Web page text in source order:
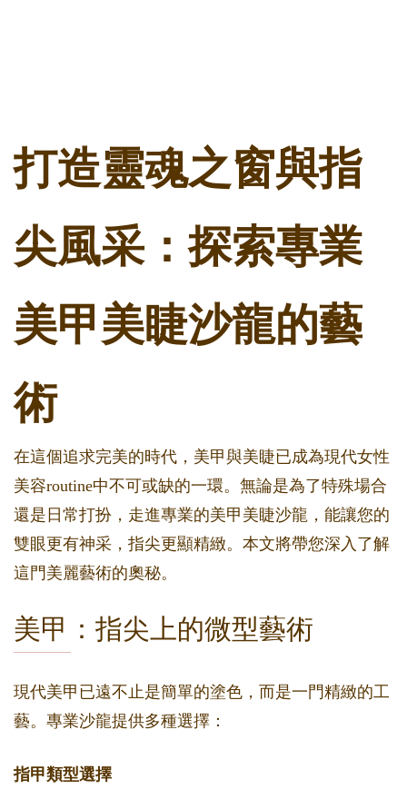
打造靈魂之窗與指
尖風采：探索專業
美甲美睫沙龍的藝
術
在這個追求完美的時代，美甲與美睫已成為現代女性
美容routine中不可或缺的一環。無論是為了特殊場合
還是日常打扮，走進專業的美甲美睫沙龍，能讓您的
雙眼更有神采，指尖更顯精緻。本文將帶您深入了解
這門美麗藝術的奧秘。
美甲：指尖上的微型藝術
現代美甲已遠不止是簡單的塗色，而是一門精緻的工
藝。專業沙龍提供多種選擇：
指甲類型選擇